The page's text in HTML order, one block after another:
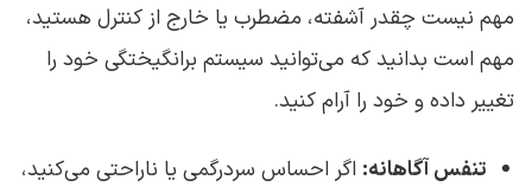
مهم نیست چقدر آشفته، مضطرب یا خارج از کنترل هستید،
مهم است بدانید که می‌توانید سیستم برانگیختگی خود را
تغییر داده و خود را آرام کنید.
تنفس آگاهانه: اگر احساس سردرگمی یا ناراحتی می‌کنید،